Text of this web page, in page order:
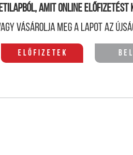
amit online előfizetést
vásárolja meg a lapot az
Előfizetek